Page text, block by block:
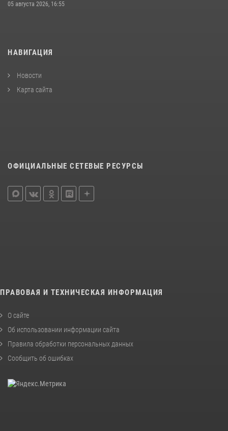
05 августа 2026, 16:55
НАВИГАЦИЯ
Новости
Карта сайта
ОФИЦИАЛЬНЫЕ СЕТЕВЫЕ РЕСУРСЫ
ПРАВОВАЯ И ТЕХНИЧЕСКАЯ ИНФОРМАЦИЯ
О сайте
Об использовании информации сайта
Правила обработки персональных данных
Сообщить об ошибках